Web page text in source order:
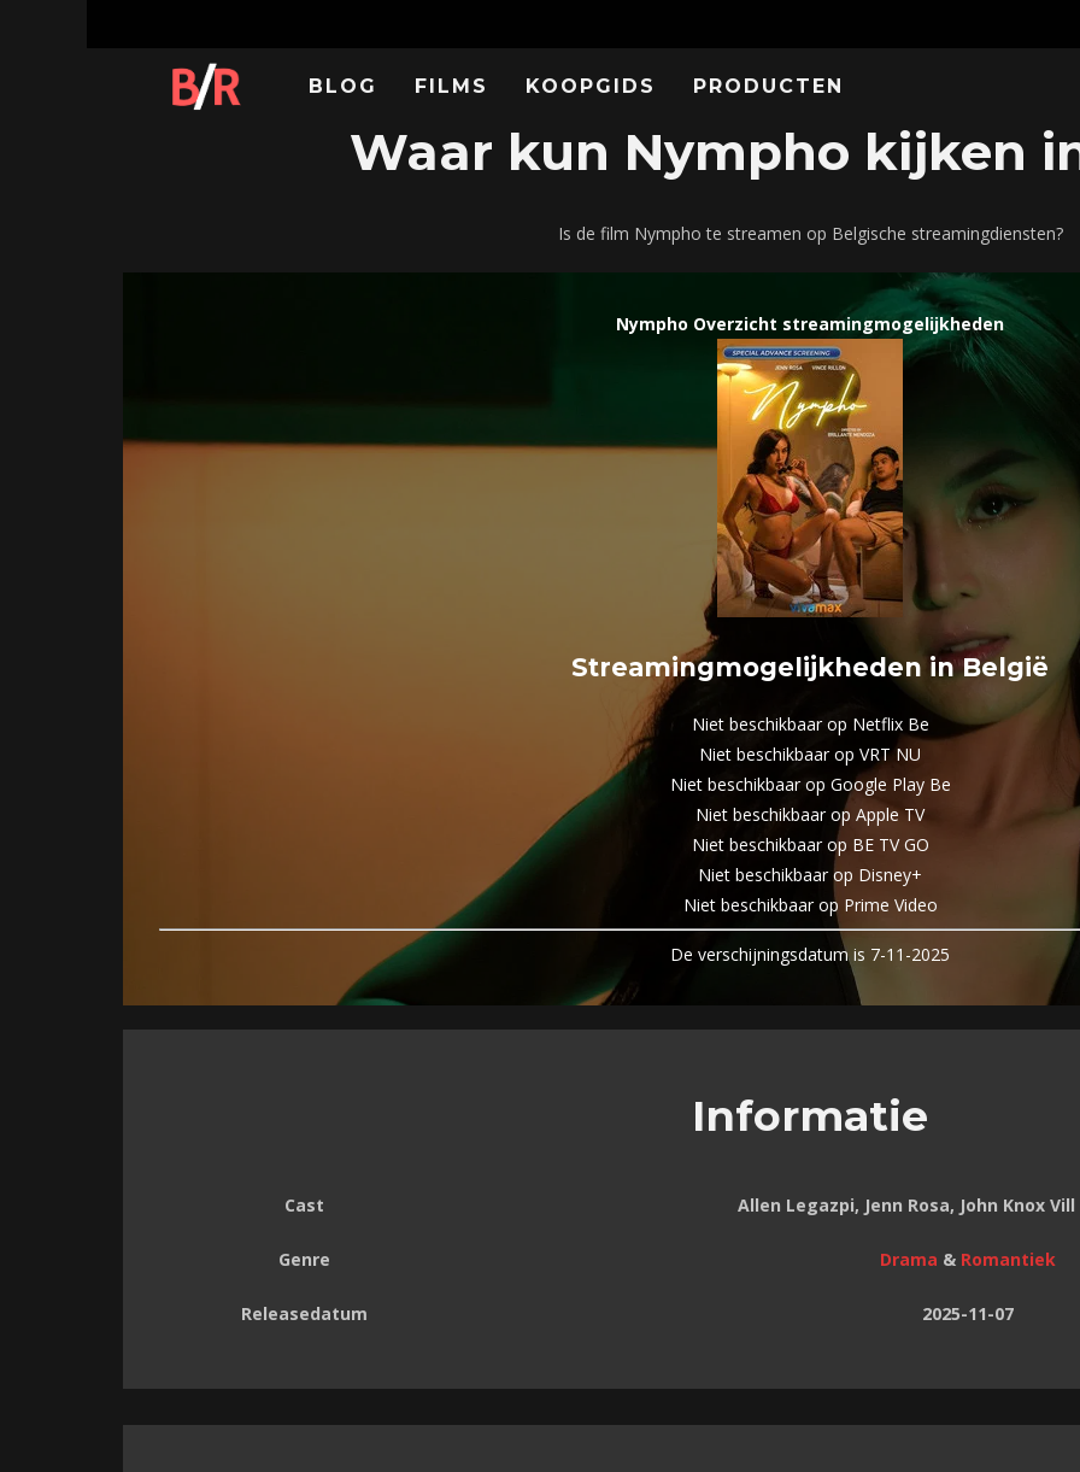
BLOG FILMS KOOPGIDS PRODUCTEN
Waar kun Nympho kijken
Is de film Nympho te streamen op Belgische streamingdiensten?
Nympho Overzicht streamingmogelijkheden
Streamingmogelijkheden in België
Niet beschikbaar op Netflix Be
Niet beschikbaar op VRT NU
Niet beschikbaar op Google Play Be
Niet beschikbaar op Apple TV
Niet beschikbaar op BE TV GO
Niet beschikbaar op Disney+
Niet beschikbaar op Prime Video
De verschijningsdatum is 7-11-2025
Informatie
Cast Allen Legazpi, Jenn Rosa, John Knox
Genre Drama & Romantiek
Releasedatum 2025-11-07